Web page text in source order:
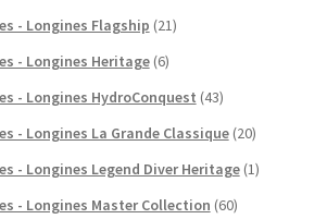
- Longines Flagship (21)
- Longines Heritage (6)
- Longines HydroConquest (43)
- Longines La Grande Classique (20)
- Longines Legend Diver Heritage (1)
- Longines Master Collection (60)